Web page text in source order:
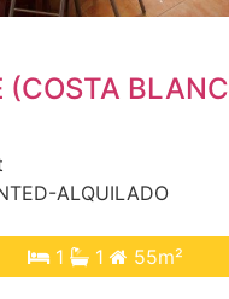
(COSTA
ALQUILADO
1 1 55m²